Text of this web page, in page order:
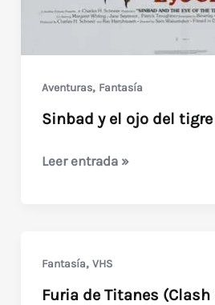
Aventuras, Fantasía
Sinbad y el ojo del tigre
Sinbad
tigre
(1977)
Leer entrada »
Fantasía, VHS
Furia de Titanes